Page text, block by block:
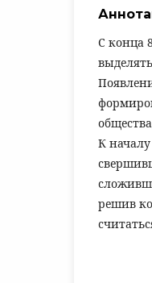
С конца
К
решив